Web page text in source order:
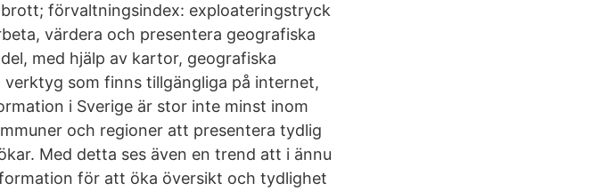
förvaltningsindex: exploateringstryck
värdera och presentera geografiska
med hjälp av kartor, geografiska
som finns tillgängliga på internet,
i Sverige är stor inte minst inom
och regioner att presentera tydlig
Med detta ses även en trend att i ännu
för att öka översikt och tydlighet